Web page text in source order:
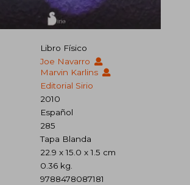
Libro Físico
Joe Navarro
Marvin Karlins
Editorial Sirio
2010
Español
285
Tapa Blanda
22.9 x 15.0 x 1.5 cm
0.36 kg.
9788478087181